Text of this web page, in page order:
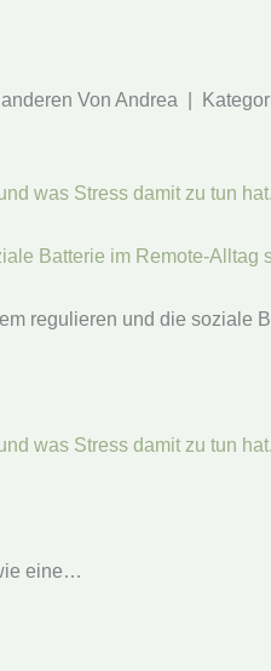
anderen Von Andrea |
Batterie im Remote-Alltag
regulieren und die soziale
eine…